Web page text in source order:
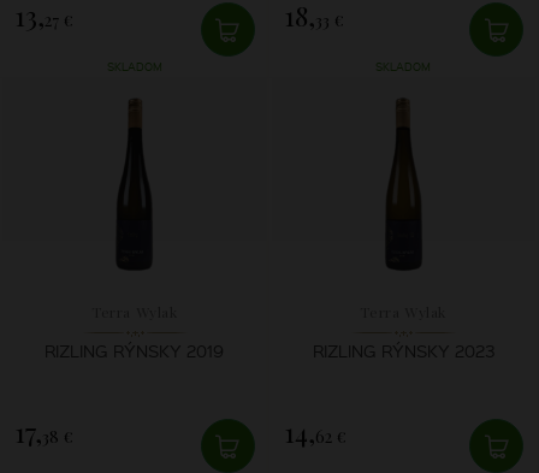
13,27 €
SKLADOM
18, 33 €
SKLADOM
RIZLING RÝNSKY 2019
17, 38 €
RIZLING RÝNSKY 2023
14,62 €